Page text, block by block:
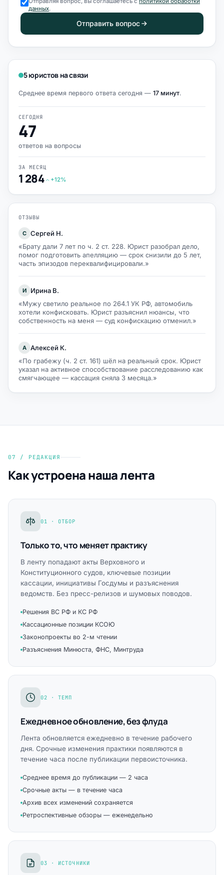
данных.
Отправить вопрос
5 юристов на связи
Среднее время первого ответа сегодня — 17 минут.
СЕГОДНЯ
47
ответов на вопросы
ЗА МЕСЯЦ
1 284 +12%
ОТЗЫВЫ
С Сергей Н.
«Брату дали 7 лет по ч. 2 ст. 228. Юрист разобрал дело,
помог подготовить апелляцию — срок снизили до 5 лет,
часть эпизодов переквалифицировали.»
И
Ирина В.
«Мужу светило реальное по 264.1 УК РФ, автомобиль
хотели конфисковать. Юрист разъяснил нюансы, что
собственность на меня — суд конфискацию отменил.»
А Алексей К.
«По грабежу (ч. 2 ст. 161) шёл на реальный срок. Юрист
указал на активное способствование расследованию как
смягчающее — кассация сняла 3 месяца.»
07 / РЕДАКЦИЯ
Как устроена наша лента
01 · ОТБОР
Только то, что меняет практику
В ленту попадают акты Верховного и
Конституционного судов, ключевые позиции
кассации, инициативы Госдумы и разъяснения
ведомств. Без пресс-релизов и шумовых поводов.
Решения ВС РФ и КС РФ
Кассационные позиции КСОЮ
Законопроекты во 2-м чтении
Разъяснения Минюста, ФНС, Минтруда
02 · ТЕМП
Ежедневное обновление, без флуда
Лента обновляется ежедневно в течение рабочего
дня. Срочные изменения практики появляются в
течение часа после публикации первоисточника.
Среднее время до публикации — 2 часа
Срочные акты — в течение часа
Архив всех изменений сохраняется
Ретроспективные обзоры — еженедельно
03 · ИСТОЧНИКИ